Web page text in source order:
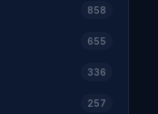
858
655
336
257